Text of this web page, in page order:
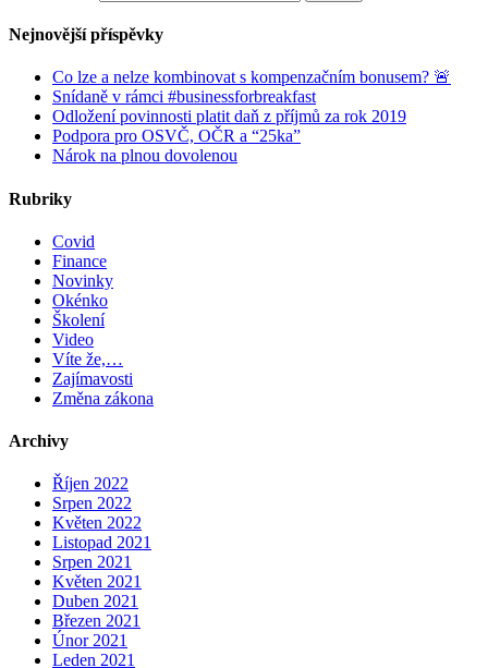
Nejnovější příspěvky
Co lze a nelze kombinovat s kompenzačním bonusem? 🚨
Snídaně v rámci #businessforbreakfast
Odložení povinnosti platit daň z příjmů za rok 2019
Podpora pro OSVČ, OČR a “25ka”
Nárok na plnou dovolenou
Rubriky
Covid
Finance
Novinky
Okénko
Školení
Video
Víte že,…
Zajímavosti
Změna zákona
Archivy
Říjen 2022
Srpen 2022
Květen 2022
Listopad 2021
Srpen 2021
Květen 2021
Duben 2021
Březen 2021
Únor 2021
Leden 2021